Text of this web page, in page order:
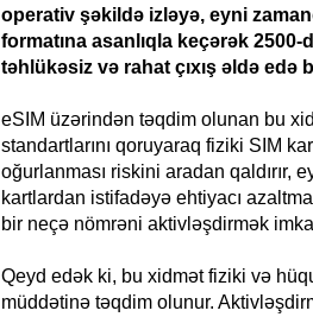
operativ şəkildə izləyə, eyni
formatına asanlıqla keçərək
təhlükəsiz və rahat çıxış əldə edə
eSIM üzərindən təqdim olunan bu
standartlarını qoruyaraq fiziki SIM
oğurlanması riskini aradan qaldırır,
kartlardan istifadəyə ehtiyacı
bir neçə nömrəni aktivləşdirmək
Qeyd edək ki, bu xidmət fiziki və
müddətinə təqdim olunur.